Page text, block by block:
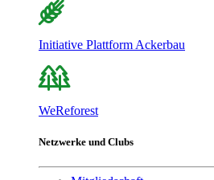
Initiative Plattform Ackerbau
WeReforest
Netzwerke und Clubs